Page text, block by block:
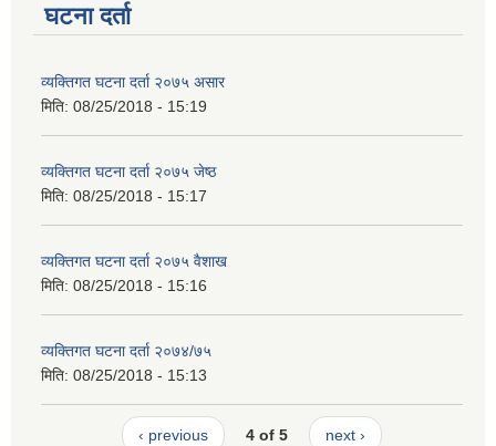
घटना दर्ता
व्यक्तिगत घटना दर्ता २०७५ असार
मिति: 08/25/2018 - 15:19
व्यक्तिगत घटना दर्ता २०७५ जेष्ठ
मिति: 08/25/2018 - 15:17
व्यक्तिगत घटना दर्ता २०७५ वैशाख
मिति: 08/25/2018 - 15:16
व्यक्तिगत घटना दर्ता २०७४/७५
मिति: 08/25/2018 - 15:13
‹ previous 4 of 5 next ›